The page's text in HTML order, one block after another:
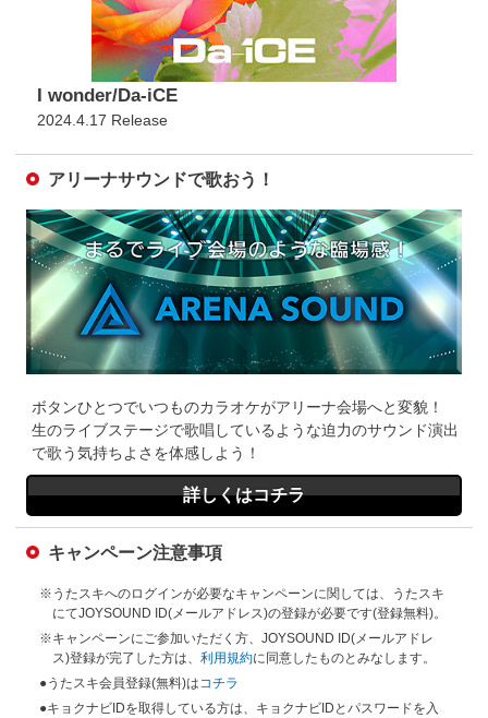
I wonder/Da-iCE
2024.4.17 Release
アリーナサウンドで歌おう！
ボタンひとつでいつものカラオケがアリーナ会場へと変貌！
生のライブステージで歌唱しているような迫力のサウンド演出
で歌う気持ちよさを体感しよう！
詳しくはコチラ
キャンペーン注意事項
※うたスキへのログインが必要なキャンペーンに関しては、うたスキ
にてJOYSOUND ID(メールアドレス)の登録が必要です(登録無料)。
※キャンペーンにご参加いただく方、JOYSOUND ID(メールアドレ
ス)登録が完了した方は、利用規約に同意したものとみなします。
●うたスキ会員登録(無料)は コチラ
●キョクナビIDを取得している方は、キョクナビIDとパスワードを入